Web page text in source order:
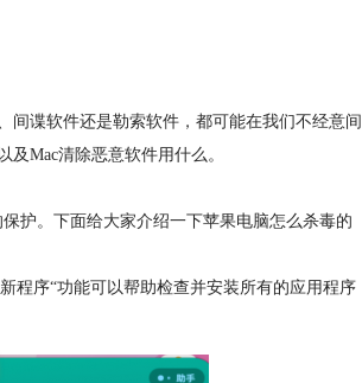
间谍软件还是勒索软件，都可能在我们不经意间
Mac清除恶意软件用什么。
护。下面给大家介绍一下苹果电脑怎么杀毒的
程序“功能可以帮助检查并安装所有的应用程序